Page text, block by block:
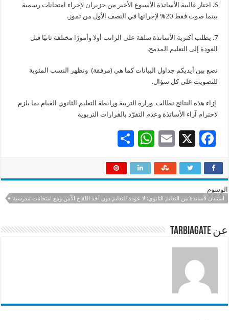
6. اختار غالبية الأساتذة الأسبوع الأخير من حزيران لإجراء امتحانات رسمية
بينما صوت فقط 20% لإجرائها في النصف الأول من تموز.
7. يطلب أكثرية الأساتذة سلفة علی الراتب أولا وأمورًا مختلفة ثانيًا قبل
العودة إلی التعليم المدمج.
نضع بين أيديكم جداول البيانات كما هي (مرفقة) وتظهر النسب المئوية
للتصويت علی كل سؤال.
إزاء هذه النتائج نطالب وزارة التربية ورابطة التعليم الثانوي القيام بما يلزم
لاحترام آراء الأساتذة وعدم التفرّد بالقرارات التربوية
F
e
o
k
X
E
ai
W
at
p
ar
الوسوم
استبيان لأساتذة من التعليم الثانوي: لا عودة للتعليم دون أخذ اللقاح الآمن ومع امتحانات مدرسية
عن tarbiagate